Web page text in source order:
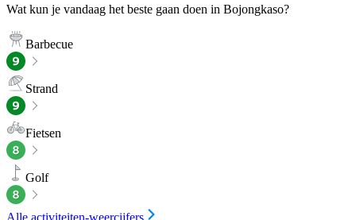
Wat kun je vandaag het beste gaan doen in Bojongkaso?
Barbecue
Strand
Fietsen
Golf
Alle activiteiten-weercijfers